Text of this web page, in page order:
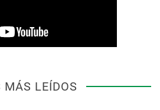
MÁS LEÍDOS